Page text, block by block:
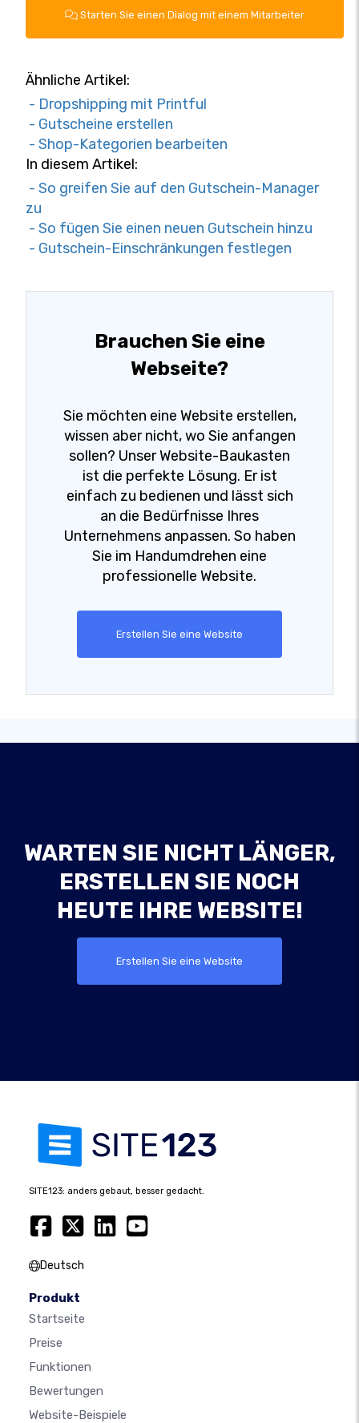
Starten Sie einen Dialog mit einem Mitarbeiter
Ähnliche Artikel:
- Dropshipping mit Printful
- Gutscheine erstellen
- Shop-Kategorien bearbeiten
In diesem Artikel:
- So greifen Sie auf den Gutschein-Manager
zu
- So fügen Sie einen neuen Gutschein hinzu
- Gutschein-Einschränkungen festlegen
Brauchen Sie eine
Webseite?
Sie möchten eine Website erstellen,
wissen aber nicht, wo Sie anfangen
sollen? Unser Website-Baukasten
ist die perfekte Lösung. Er ist
einfach zu bedienen und lässt sich
an die Bedürfnisse Ihres
Unternehmens anpassen. So haben
Sie im Handumdrehen eine
professionelle Website.
Erstellen Sie eine Website
WARTEN SIE NICHT LÄNGER,
ERSTELLEN SIE NOCH
HEUTE IHRE WEBSITE!
Erstellen Sie eine Website
SITE123: anders gebaut, besser gedacht.
Deutsch
Produkt
Startseite
Preise
Funktionen
Bewertungen
Website-Beispiele